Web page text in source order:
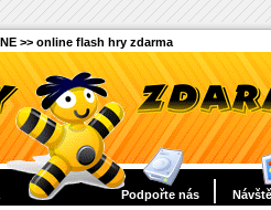
>> online flash hry zdarma
Podpořte nás